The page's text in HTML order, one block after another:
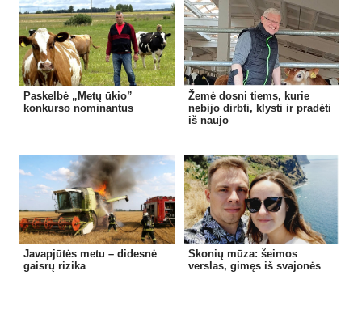
Paskelbė „Metų ūkio”
konkurso nominantus
Žemė dosni tiems, kurie
nebijo dirbti, klysti ir pradėti
iš naujo
Javapjūtės metu – didesnė
gaisrų rizika
Skonių mūza: šeimos
verslas, gimęs iš svajonės